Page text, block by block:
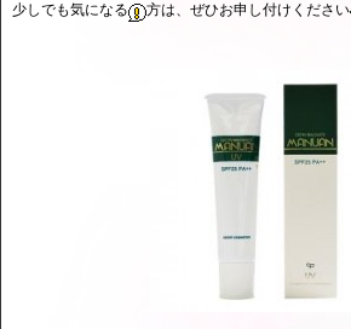
少しでも気になる 方は、ぜひお申し付けください